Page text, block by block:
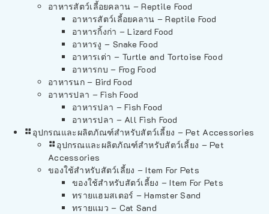
อาหารสัตว์เลี้อยคลาน – Reptile Food
อาหารสัตว์เลี้อยคลาน – Reptile Food
อาหารกิ้งก่า – Lizard Food
อาหารงู – Snake Food
อาหารเต่า – Turtle and Tortoise Food
อาหารกบ – Frog Food
อาหารนก – Bird Food
อาหารปลา – Fish Food
อาหารปลา – Fish Food
อาหารปลา – All Fish Food
อุปกรณและผลิตภัณฑ์สำหรับสัตว์เลี้ยง – Pet Accessories
อุปกรณและผลิตภัณฑ์สำหรับสัตว์เลี้ยง – Pet
Accessories
ของใช้สำหรับสัตว์เลี้ยง – Item For Pets
ของใช้สำหรับสัตว์เลี้ยง – Item For Pets
ทรายแฮมสเตอร์ – Hamster Sand
ทรายแมว – Cat Sand